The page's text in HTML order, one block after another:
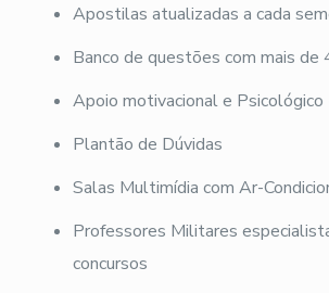
Apostilas atualizadas a cada
Banco de questões com mais
Apoio motivacional e
Plantão de Dúvidas
Salas Multimídia com Ar-
Professores Militares
concursos